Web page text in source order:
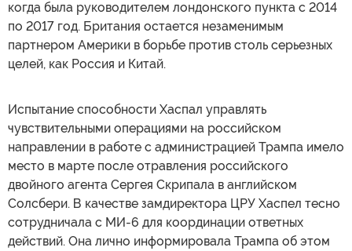
когда была руководителем лондонского пункта с 2014
по 2017 год. Британия остается незаменимым
партнером Америки в борьбе против столь серьезных
целей, как Россия и Китай.
Испытание способности Хаспал управлять
чувствительными операциями на российском
направлении в работе с администрацией Трампа имело
место в марте после отравления российского
двойного агента Сергея Скрипала в английском
Солсбери. В качестве замдиректора ЦРУ Хаспел тесно
сотрудничала с МИ-6 для координации ответных
действий. Она лично информировала Трампа об этом